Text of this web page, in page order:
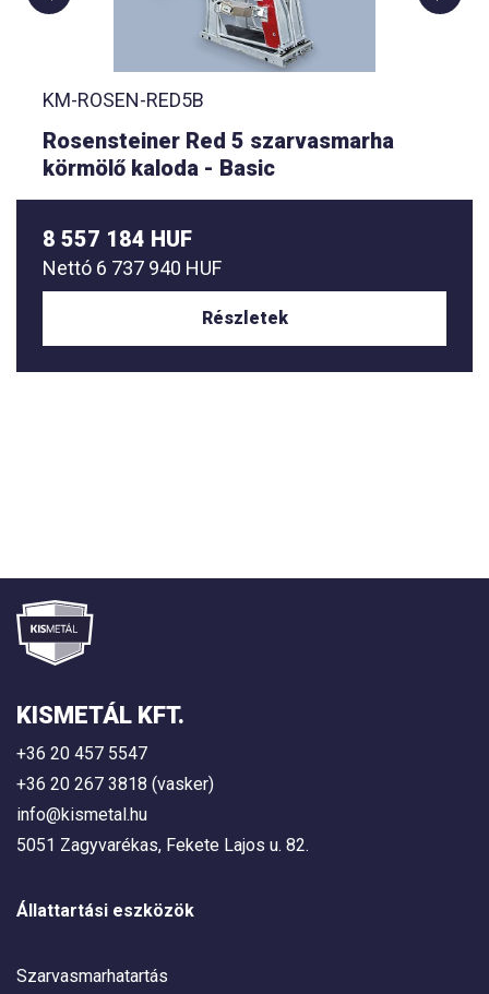
KM-ROSEN-RED5B
Rosensteiner Red 5 szarvasmarha
körmölő kaloda - Basic
8 557 184 HUF
Nettó 6 737 940 HUF
Részletek
KISMETÁL KFT.
+36 20 457 5547
+36 20 267 3818 (vasker)
info@kismetal.hu
5051 Zagyvarékas, Fekete Lajos u. 82.
Állattartási eszközök
Szarvasmarhatartás